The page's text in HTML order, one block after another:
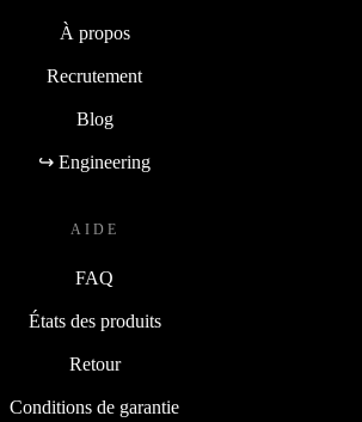
À propos
Recrutement
Blog
↪ Engineering
AIDE
FAQ
États des produits
Retour
Conditions de garantie